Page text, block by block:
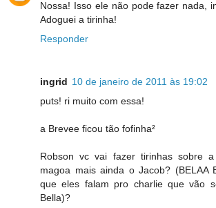
Nossa! Isso ele não pode fazer nada,
Adoguei a tirinha!
Responder
ingrid 10 de janeiro de 2011 às 19:02
puts! ri muito com essa!
a Brevee ficou tão fofinha²
Robson vc vai fazer tirinhas sobre
magoa mais ainda o Jacob? (BELAA
que eles falam pro charlie que vão
Bella)?